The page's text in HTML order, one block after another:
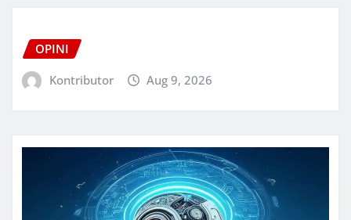
OPINI
Kontributor
Aug 9, 2026